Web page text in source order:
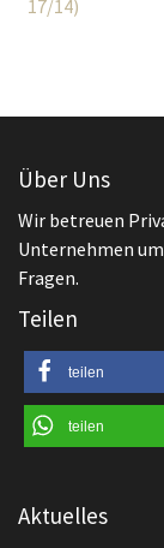
17/14)
Über Uns
Wir betreuen
Unternehmen
Fragen.
Teilen
teilen
teilen
Aktuelles